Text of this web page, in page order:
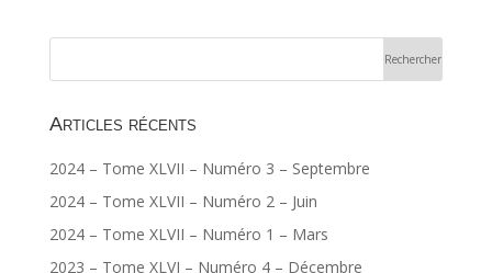
Articles récents
2024 – Tome XLVII – Numéro 3 – Septembre
2024 – Tome XLVII – Numéro 2 – Juin
2024 – Tome XLVII – Numéro 1 – Mars
2023 – Tome XLVI – Numéro 4 – Décembre